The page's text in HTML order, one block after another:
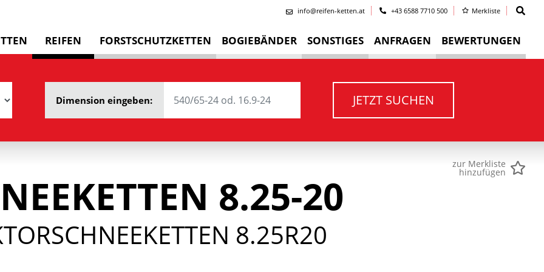
info@reifen-ketten.at +43 6588 7710 500 Merkliste
REIFEN FORSTSCHUTZKETTEN BOGIEBÄNDER SONSTIGES ANFRAGEN BEWERTUNGEN
Dimension eingeben: JETZT SUCHEN
zur Merkliste
hinzufügen
8.25-20
8.25R20